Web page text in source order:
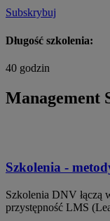
Subskrybuj
Długość szkolenia:
40 godzin
Management
Szkolenia -
Szkolenia DNV łączą
przystępność LMS